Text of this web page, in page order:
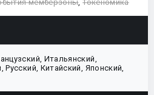
мемберзоны,Токеномика
Итальянский,
Китайский, Японский,